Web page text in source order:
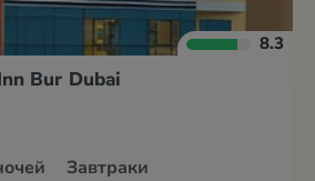
8.3
Bur Dubai
Завтраки